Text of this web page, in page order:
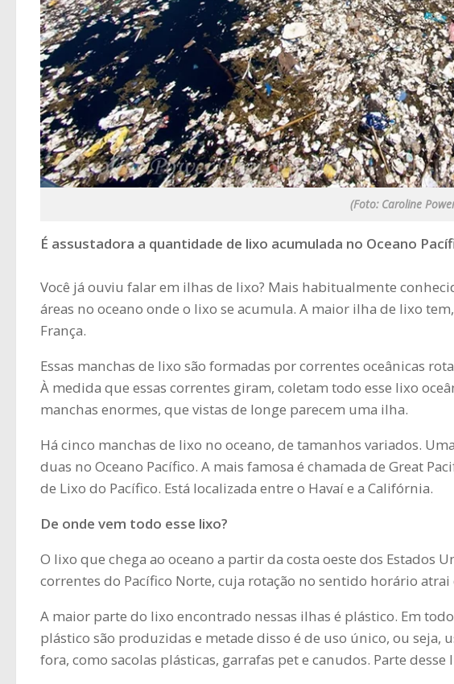
(Foto: Caroline
É assustadora a quantidade de lixo acumulada no Oceano
Você já ouviu falar em ilhas de lixo? Mais habitualmente
áreas no oceano onde o lixo se acumula. A maior ilha de lixo
França.
Essas manchas de lixo são formadas por correntes oceânicas
À medida que essas correntes giram, coletam todo esse lixo
manchas enormes, que vistas de longe parecem uma ilha.
Há cinco manchas de lixo no oceano, de tamanhos variados.
duas no Oceano Pacífico. A mais famosa é chamada de Great
de Lixo do Pacífico. Está localizada entre o Havaí e a Califórnia.
De onde vem todo esse lixo?
O lixo que chega ao oceano a partir da costa oeste dos Estados
correntes do Pacífico Norte, cuja rotação no sentido horário
A maior parte do lixo encontrado nessas ilhas é plástico. Em
plástico são produzidas e metade disso é de uso único, ou seja,
fora, como sacolas plásticas, garrafas pet e canudos. Parte